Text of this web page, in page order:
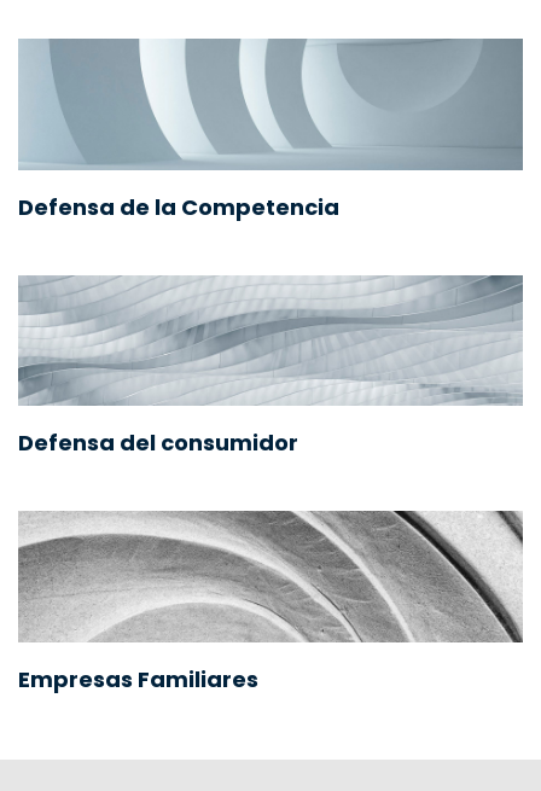
Defensa de la Competencia
Defensa del consumidor
Empresas Familiares